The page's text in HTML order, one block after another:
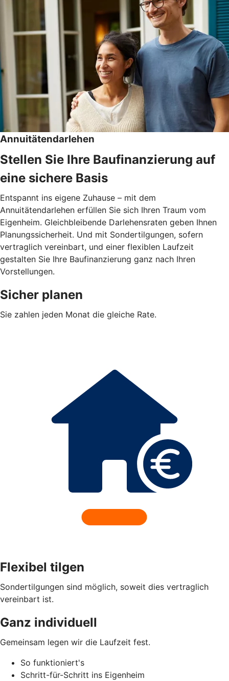
Annuitätendarlehen
Stellen Sie Ihre Baufinanzierung auf
eine sichere Basis
Entspannt ins eigene Zuhause – mit dem
Annuitätendarlehen erfüllen Sie sich Ihren Traum vom
Eigenheim. Gleichbleibende Darlehensraten geben Ihnen
Planungssicherheit. Und mit Sondertilgungen, sofern
vertraglich vereinbart, und einer flexiblen Laufzeit
gestalten Sie Ihre Baufinanzierung ganz nach Ihren
Vorstellungen.
Sicher planen
Sie zahlen jeden Monat die gleiche Rate.
Flexibel tilgen
Sondertilgungen sind möglich, soweit dies vertraglich
vereinbart ist.
Ganz individuell
Gemeinsam legen wir die Laufzeit fest.
So funktioniert's
Schritt-für-Schritt ins Eigenheim